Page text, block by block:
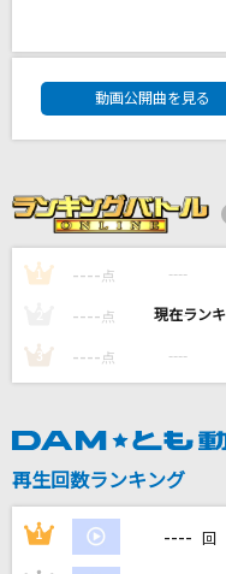
君はロックを聴かな
きゅるりんってしてみて
六兆年と一夜物語
和楽器バンド
エデンの部屋
rsion) [君の瞳に恋し
Boys Town Gang
DAM★ともボ
動画公開曲を見る
1 ---- 点 ----
---- 点 ----
3 ---- 点 ----
再生回数ランキング
1 ---- 回